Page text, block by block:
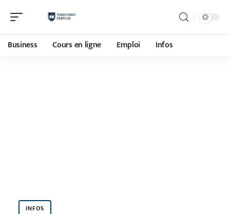
Business Cours en ligne Emploi Infos
INFOS